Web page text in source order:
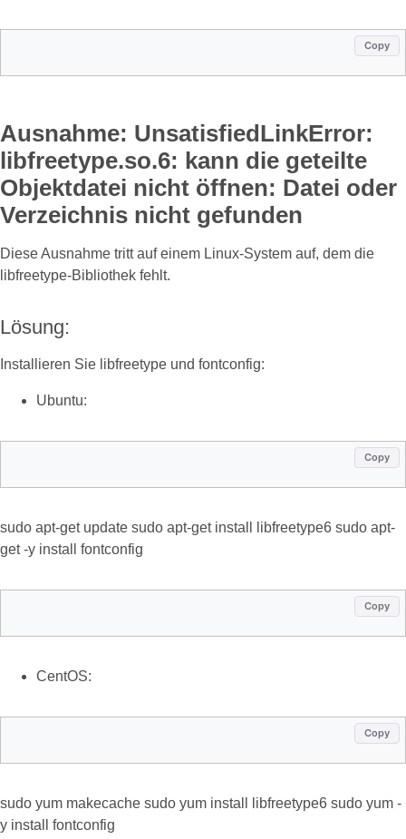
Copy
Ausnahme: UnsatisfiedLinkError:
libfreetype.so.6: kann die geteilte
Objektdatei nicht öffnen: Datei oder
Verzeichnis nicht gefunden
Diese Ausnahme tritt auf einem Linux-System auf, dem die
libfreetype-Bibliothek fehlt.
Lösung:
Installieren Sie libfreetype und fontconfig:
Ubuntu:
Copy
sudo apt-get update sudo apt-get install libfreetype6 sudo apt-
get -y install fontconfig
Copy
CentOS:
Copy
sudo yum makecache sudo yum install libfreetype6 sudo yum -
y install fontconfig